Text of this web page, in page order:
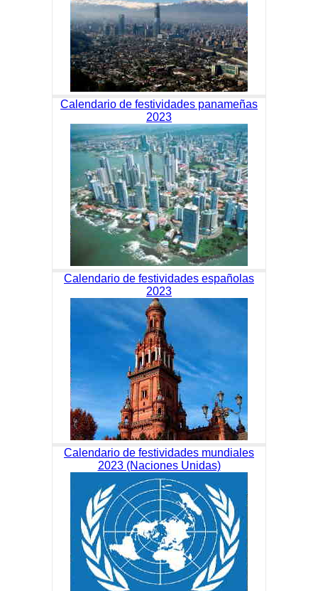
Calendario de festividades panameñas
2023
Calendario de festividades españolas
2023
Calendario de festividades mundiales
2023 (Naciones Unidas)